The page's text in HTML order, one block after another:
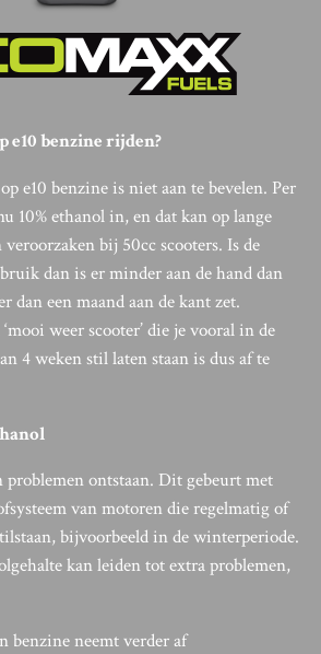
e10 benzine rijden?
e10 benzine is niet aan te bevelen. Per
10% ethanol in, en dat kan op lange
bij 50cc scooters. Is de
dan is er minder aan de hand dan
dan een maand aan de kant zet.
weer scooter’ die je vooral in de
4 weken stil laten staan is dus af te
ontstaan. Dit gebeurt met
van motoren die regelmatig of
bijvoorbeeld in de winterperiode.
kan leiden tot extra problemen,
benzine neemt verder af